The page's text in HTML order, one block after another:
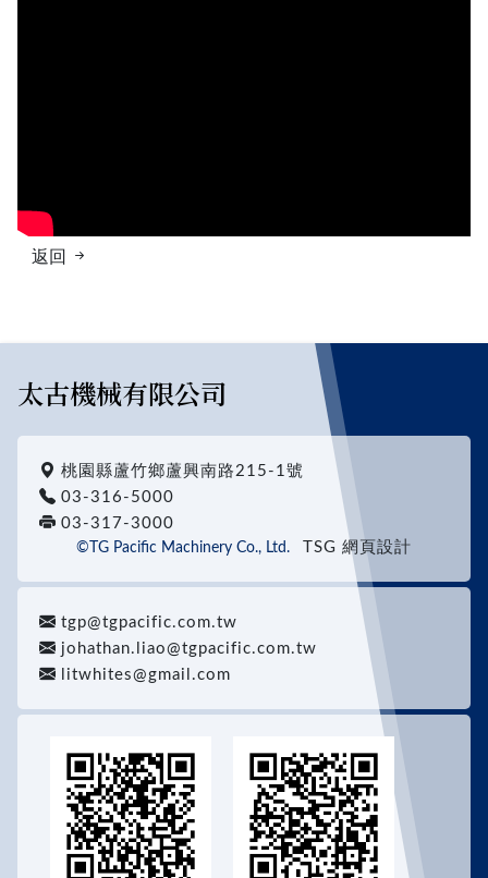
返回
太古機械有限公司
桃園縣蘆竹鄉蘆興南路215-1號
03-316-5000
03-317-3000
©TG Pacific Machinery Co., Ltd. TSG 網頁設計
tgp@tgpacific.com.tw
johathan.liao@tgpacific.com.tw
litwhites@gmail.com